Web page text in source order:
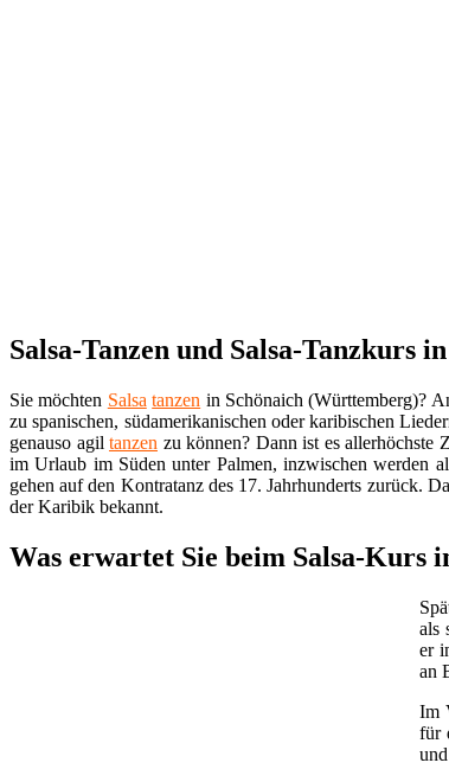
Salsa-Tanzen und Salsa-Tanzkurs
Sie möchten Salsa tanzen in Schönaich (Württemberg)?
zu spanischen, südamerikanischen oder karibischen
genauso agil tanzen zu können? Dann ist es allerhöchste
im Urlaub im Süden unter Palmen, inzwischen werden
gehen auf den Kontratanz des 17. Jahrhunderts zurück.
der Karibik bekannt.
Was erwartet Sie beim Salsa-Kurs
als
er
an
Im
für